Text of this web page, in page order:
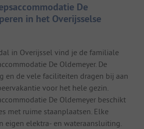
De
in het Overijsselse
in Overijssel vind je de familiale
De Oldemeyer. De
en de vele faciliteiten dragen bij aan
voor het hele gezin.
De Oldemeyer beschikt
met ruime staanplaatsen. Elke
eigen elektra- en wateraansluiting.